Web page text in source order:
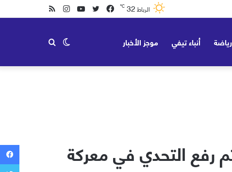
RSS
انستقرام يوتيوب تويتر
فيسبوك الرباط32
℃
رياضة أنباء تيفي موجز الأخبار الوضع
رفع التحدي في معركة